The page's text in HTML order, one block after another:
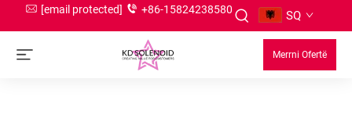
[email protected] +86-15824238580 SQ
Merrni Ofertë